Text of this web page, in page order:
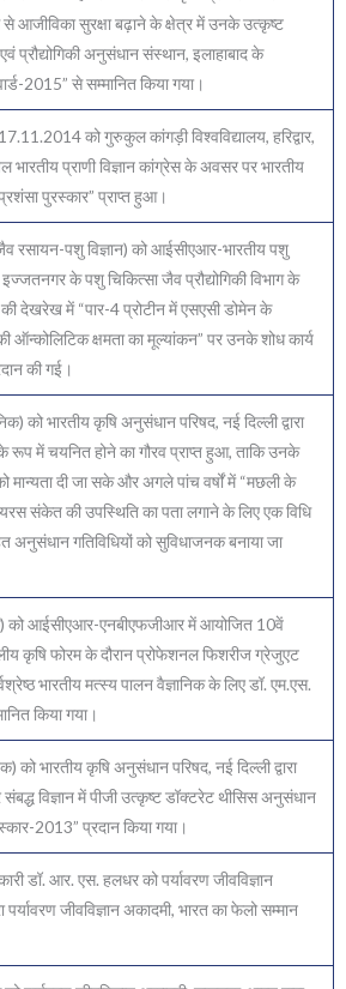
से आजीविका सुरक्षा बढ़ाने के क्षेत्र में उनके उत्कृष्ट
प्रौद्योगिकी अनुसंधान संस्थान, इलाहाबाद के
2015” से सम्मानित किया गया।
को गुरुकुल कांगड़ी विश्वविद्यालय, हरिद्वार,
प्राणी विज्ञान कांग्रेस के अवसर पर भारतीय
पुरस्कार” प्राप्त हुआ।
रसायन-पशु विज्ञान) को आईसीएआर-भारतीय पशु
के पशु चिकित्सा जैव प्रौद्योगिकी विभाग के
की देखरेख में “पार-4 प्रोटीन में एसएसी डोमेन के
ऑन्कोलिटिक क्षमता का मूल्यांकन” पर उनके शोध कार्य
की गई।
को भारतीय कृषि अनुसंधान परिषद, नई दिल्ली द्वारा
में चयनित होने का गौरव प्राप्त हुआ, ताकि उनके
मान्यता दी जा सके और अगले पांच वर्षों में “मछली के
संकेत की उपस्थिति का पता लगाने के लिए एक विधि
अनुसंधान गतिविधियों को सुविधाजनक बनाया जा
को आईसीएआर-एनबीएफजीआर में आयोजित 10वें
कृषि फोरम के दौरान प्रोफेशनल फिशरीज ग्रेजुएट
भारतीय मत्स्य पालन वैज्ञानिक के लिए डॉ. एम.एस.
किया गया।
को भारतीय कृषि अनुसंधान परिषद, नई दिल्ली द्वारा
संबद्ध विज्ञान में पीजी उत्कृष्ट डॉक्टरेट थीसिस अनुसंधान
2013” प्रदान किया गया।
डॉ. आर. एस. हलधर को पर्यावरण जीवविज्ञान
जीवविज्ञान अकादमी, भारत का फेलो सम्मान